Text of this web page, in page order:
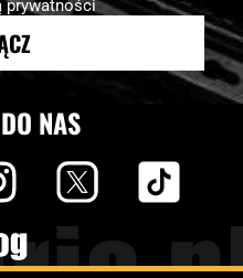
prywatności
NAS